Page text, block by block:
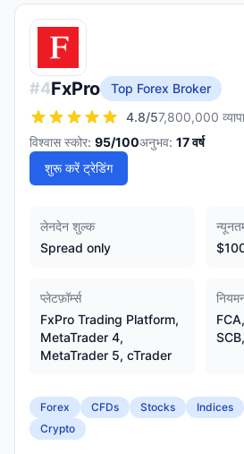
#4FxPro
Top Forex Broker
4.8/57,800,000
विश्वास स्कोर: 95/100अनुभव: 17वर्ष
शुरू करें ट्रेडिंग
लेनदेन शुल्क
Spread only
प्लेटफ़ॉर्म्स
FxPro Trading Platform,
MetaTrader 4,
MetaTrader 5, cTrader
Forex CFDs Stocks Indices
Crypto